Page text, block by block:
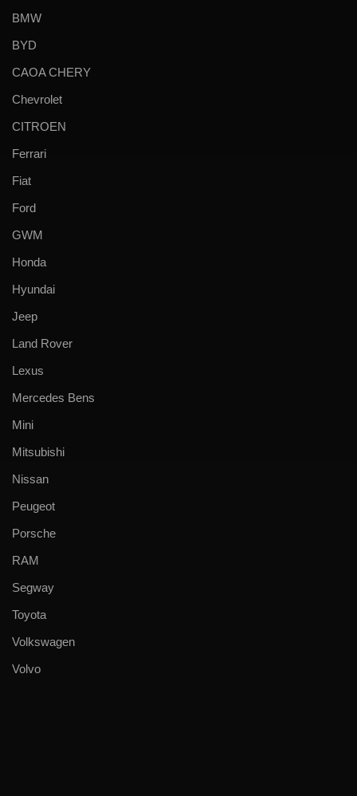
BMW
BYD
CAOA CHERY
Chevrolet
CITROEN
Ferrari
Fiat
Ford
GWM
Honda
Hyundai
Jeep
Land Rover
Lexus
Mercedes Bens
Mini
Mitsubishi
Nissan
Peugeot
Porsche
RAM
Segway
Toyota
Volkswagen
Volvo